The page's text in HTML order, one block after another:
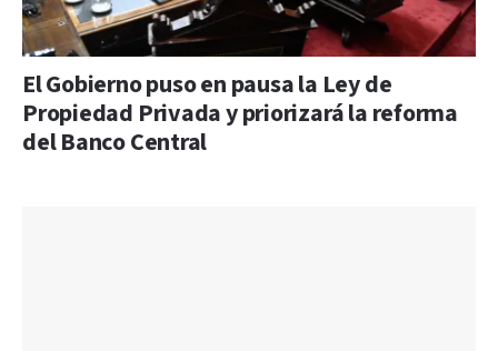
El Gobierno puso en pausa la Ley de
Propiedad Privada y priorizará la reforma
del Banco Central